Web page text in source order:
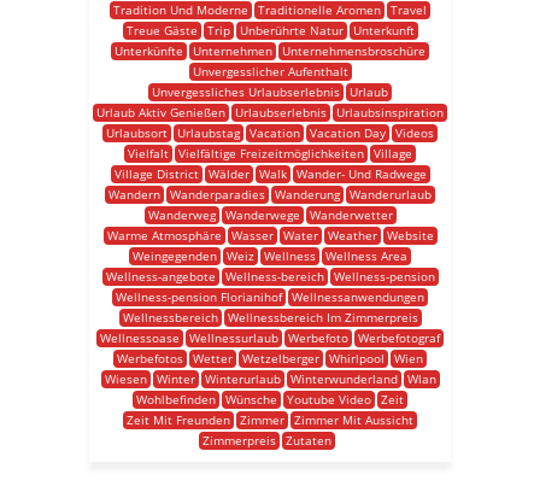
Tradition Und Moderne
Traditionelle Aromen Travel
Treue Gäste
Trip Unberührte Natur
Unterkunft
Unterkünfte
Unternehmen
Unternehmensbroschüre
Unvergesslicher Aufenthalt
Unvergessliches Urlaubserlebnis
Urlaub
Urlaub Aktiv Genießen
Urlaubserlebnis
Urlaubsinspiration
Urlaubsort
Urlaubstag Vacation Vacation Day Videos
Vielfalt Vielfältige Freizeitmöglichkeiten Village
Village District
Wälder Walk
Wander- Und Radwege
Wandern Wanderparadies Wanderung Wanderurlaub
Wanderweg
Wanderwege
Wanderwetter
Warme Atmosphäre
Wasser Water Weather
Website
Weingegenden Weiz Wellness Wellness Area
Wellness-angebote
Wellness-bereich
Wellness-pension
Wellness-pension Florianihof Wellnessanwendungen
Wellnessbereich
Wellnessbereich Im Zimmerpreis
Wellnessoase
Wellnessurlaub Werbefoto Werbefotograf
Werbefotos Wetter Wetzelberger Whirlpool
Wien
Wiesen
Winter Winterurlaub Winterwunderland
Wlan
Wohlbefinden Wünsche Youtube Video Zeit
Zeit Mit Freunden Zimmer Zimmer Mit Aussicht
Zimmerpreis Zutaten